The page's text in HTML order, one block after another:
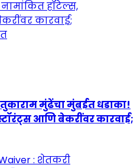
मुंढेंचा मुंबईत धडाका!
आणि बेकरींवर कारवाई;